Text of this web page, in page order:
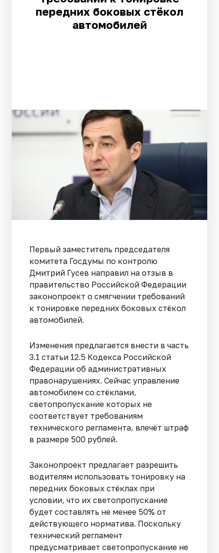
передних боковых стёкол
автомобилей
Первый заместитель председателя
комитета Госдумы по контролю
Дмитрий Гусев направил на отзыв в
правительство Российской Федерации
законопроект о смягчении требований
к тонировке передних боковых стёкол
автомобилей.
Изменения предлагается внести в часть
3.1 статьи 12.5 Кодекса Российской
Федерации об административных
правонарушениях. Сейчас управление
автомобилем со стёклами,
светопропускание которых не
соответствует требованиям
технического регламента, влечёт штраф
в размере 500 рублей.
Законопроект предлагает разрешить
водителям использовать тонировку на
передних боковых стёклах при
условии, что их светопропускание
будет составлять не менее 50% от
действующего норматива. Поскольку
технический регламент
предусматривает светопропускание не